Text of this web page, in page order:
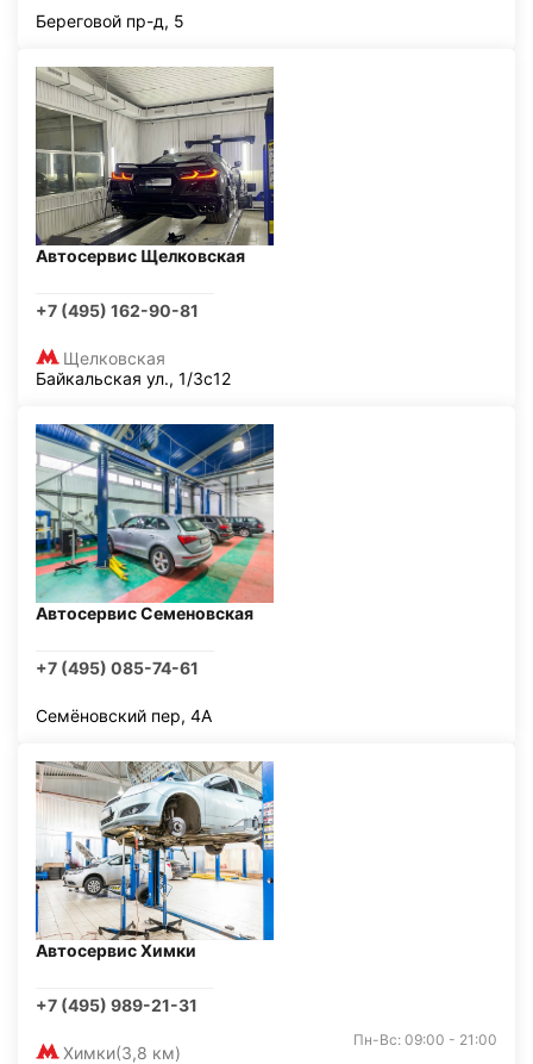
Береговой пр-д, 5
Автосервис Щелковская
+7 (495) 162-90-81
Щелковская
Байкальская ул., 1/3с12
Автосервис Семеновская
+7 (495) 085-74-61
Семёновский пер, 4А
Автосервис Химки
+7 (495) 989-21-31
Химки(3,8 км)
Пн-Вс: 09:00 - 21:00